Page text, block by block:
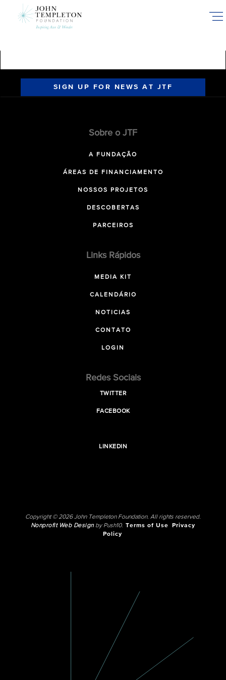
SIGN UP FOR NEWS AT JTF
Sobre o JTF
A FUNDAÇÃO
ÁREAS DE FINANCIAMENTO
NOSSOS PROJETOS
DESCOBERTAS
PARCEIROS
Links Rápidos
MEDIA KIT
CALENDÁRIO
NOTICIAS
CONTATO
LOGIN
Redes Sociais
TWITTER
FACEBOOK
LINKEDIN
Copyright © 2026 John Templeton Foundation. All rights reserved.
Nonprofit Web Designby Push10. Terms of Use
Privacy
Policy